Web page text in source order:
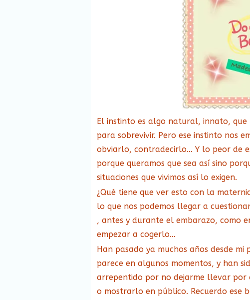
El instinto es algo natural, innato,
para sobrevivir. Pero ese instinto nos
obviarlo, contradecirlo… Y lo peor de
porque queramos que sea así sino
situaciones que vivimos así lo exigen.
¿Qué tiene que ver esto con la
lo que nos podemos llegar a
, antes y durante el embarazo, como
empezar a cogerlo…
Han pasado ya muchos años desde
parece en algunos momentos, y han
arrepentido por no dejarme llevar
o mostrarlo en público. Recuerdo